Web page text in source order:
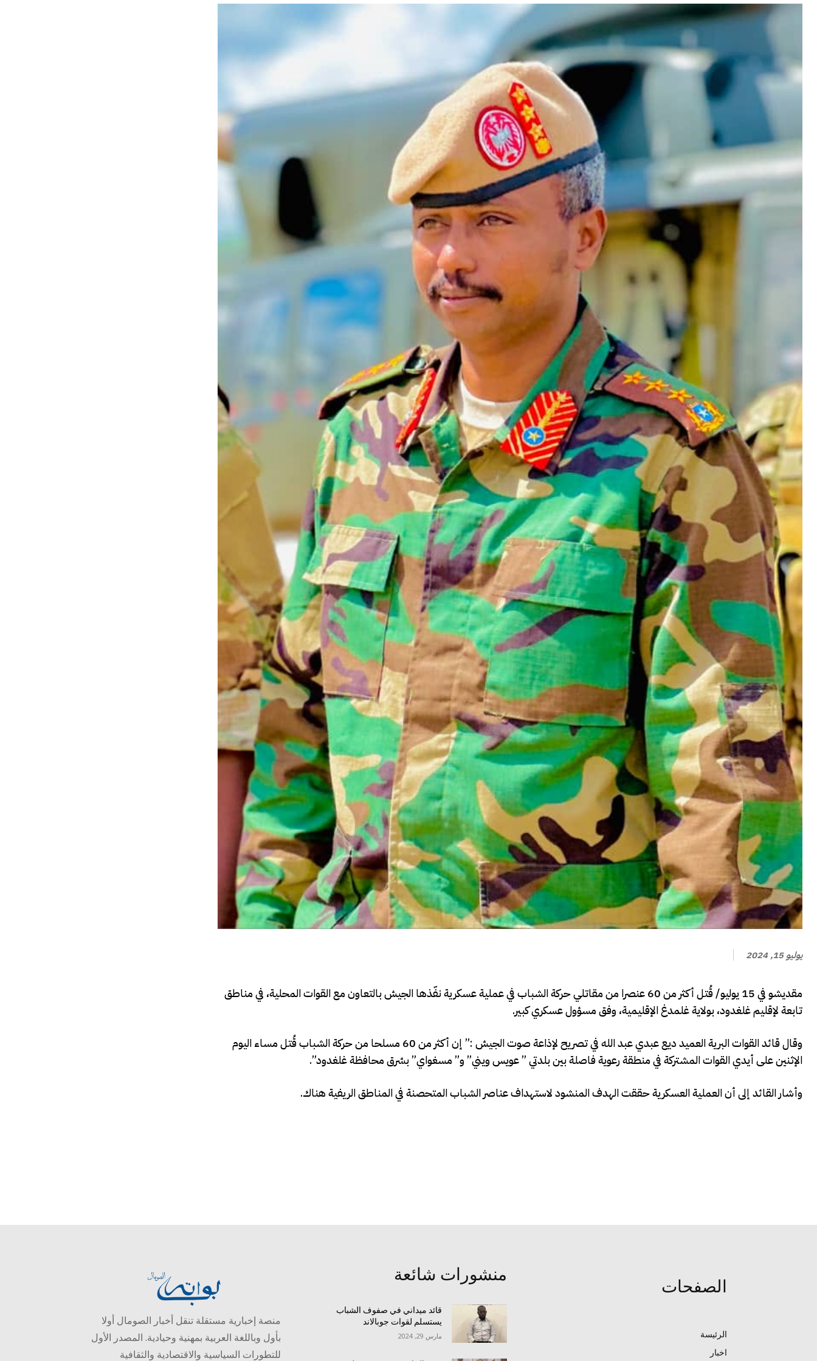
يوليو 15, 2024
مقديشو في 15 يوليو/ قُتل أكثر من 60 عنصرا من مقاتلي حركة الشباب في عملية عسكرية نفّذها الجيش بالتعاون مع القوات المحلية، في مناطق
تابعة لإقليم غلغدود، بولاية غلمدغ الإقليمية، وفق مسؤول عسكري كبير.
وقال قائد القوات البرية العميد ديع عبدي عبد الله في تصريح لإذاعة صوت الجيش :” إن أكثر من 60 مسلحا من حركة الشباب قُتل مساء اليوم
الإثنين على أيدي القوات المشتركة في منطقة رعوية فاصلة بين بلدتي ” عويس ويني” و” مسغواي” بشرق محافظة غلغدود”.
وأشار القائد إلى أن العملية العسكرية حققت الهدف المنشود لاستهداف عناصر الشباب المتحصنة في المناطق الريفية هناك.
منصة إخبارية مستقلة تنقل أخبار الصومال أولا
بأول وباللغة العربية بمهنية وحيادية. المصدر الأول
للتطورات السياسية والاقتصادية والثقافية
منشورات شائعة
قائد ميداني في صفوف الشباب
يستسلم لقوات جوبالاند
مارس 29, 2024
الصفحات
الرئيسة
اخبار